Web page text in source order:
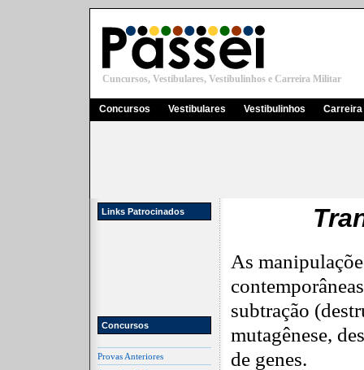
Cuncursos, Vestibulares, Vestibulinhos e Carreira Militar
Concursos Vestibulares Vestibulinhos
Links Patrocinados
Concursos
Provas Anteriores
As
subtração
mutagênese,
de genes.